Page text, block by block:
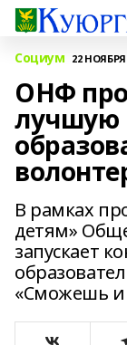
Социум 22 НОЯБРЯ
ОНФ
лучшую
В рамках
детям»
запускает
«Сможешь и